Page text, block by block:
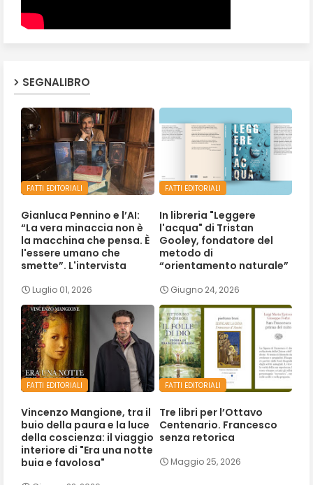
SEGNALIBRO
FATTI EDITORIALI
Gianluca Pennino e l’AI:
“La vera minaccia non è
la macchina che pensa. È
l'essere umano che
smette”. L'intervista
Luglio 01, 2026
FATTI EDITORIALI
In libreria "Leggere
l'acqua" di Tristan
Gooley, fondatore del
metodo di
“orientamento naturale”
Giugno 24, 2026
FATTI EDITORIALI
Vincenzo Mangione, tra il
buio della paura e la luce
della coscienza: il viaggio
interiore di "Era una notte
buia e favolosa"
FATTI EDITORIALI
Tre libri per l’Ottavo
Centenario. Francesco
senza retorica
Maggio 25, 2026